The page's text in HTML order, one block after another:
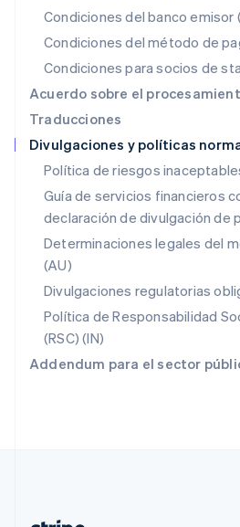
Condiciones del banco emisor
Condiciones del método de
Condiciones para socios de
Acuerdo sobre el
Traducciones
Divulgaciones y políticas
Política de riesgos
Guía de servicios financieros
declaración de divulgación de
Determinaciones legales del
(AU)
Divulgaciones regulatorias
Política de Responsabilidad
(RSC) (IN)
Addendum para el sector
México
Noruega
English
Nueva Zelandia
Países Bajos
NederlandsEnglish
Polonia
Portugal
PortuguêsEnglish
RAE de Hong Kong, China
English
English
República Checa
English
English